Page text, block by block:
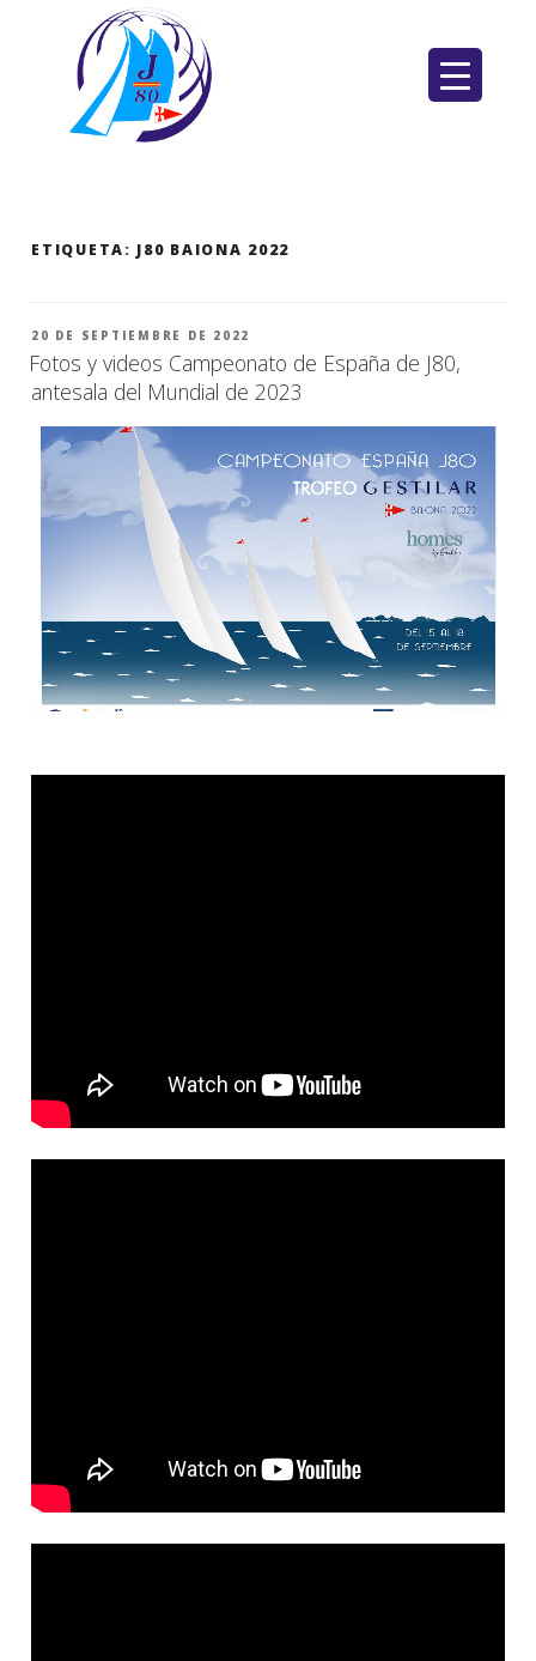
ETIQUETA: J80 BAIONA 2022
PUBLICADO
EL
20 DE SEPTIEMBRE DE 2022
Fotos y videos Campeonato de España de J80,
antesala del Mundial de 2023